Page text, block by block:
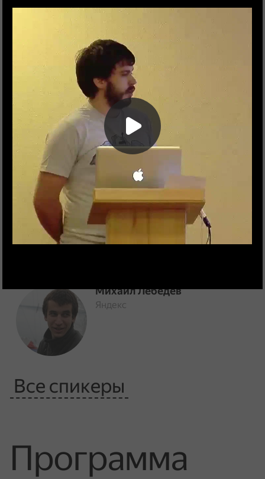
Олег Мохов
Яндекс
Михаил Давыдов
Михаил Лебедев
Яндекс
Все спикеры
Программа